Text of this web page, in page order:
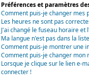
Préférences et paramètres
Comment puis-je changer mes
Les heures ne sont pas
J'ai changé le fuseau horaire
Ma langue n'est pas dans la
Comment puis-je montrer une
Comment puis-je changer mon
Lorsque je clique sur le lien e-
connecter !